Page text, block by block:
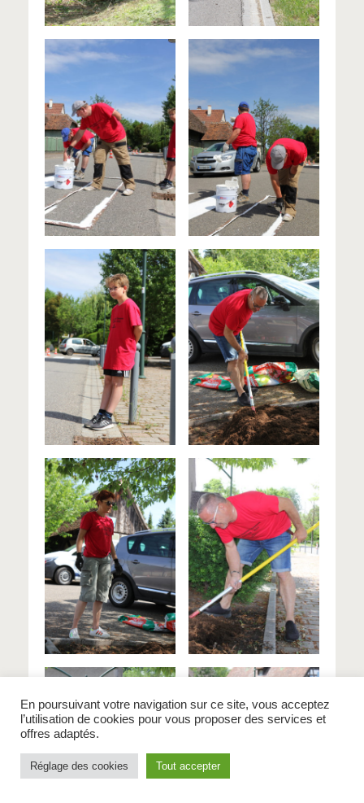
En poursuivant votre navigation sur ce site, vous acceptez
l’utilisation de cookies pour vous proposer des services et
offres adaptés.
Réglage des cookies Tout accepter